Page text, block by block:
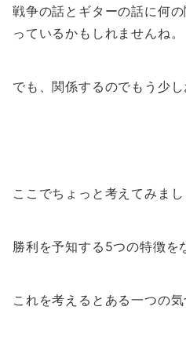
戦争の話とギターの話に何
っているかもしれませんね。
でも、関係するのでもう少し
ここでちょっと考えてみまし
勝利を予知する5つの特徴を
これを考えるとある一つの気